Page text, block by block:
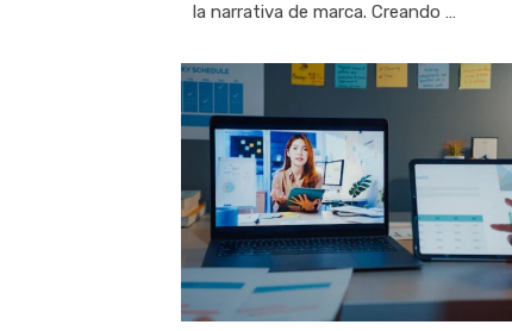
la narrativa de marca. Creando …